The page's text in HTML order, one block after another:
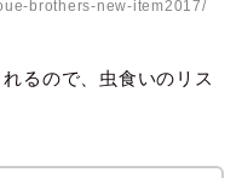
brothers-new-item2017/
るので、虫食いのリス